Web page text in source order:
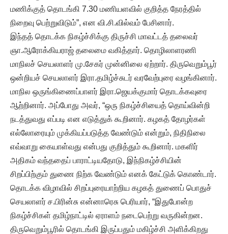
மணிக்குத் தொடங்கி 7.30 மணியளவில் குறித்த நேரத்தில்
நிறைவு பெற்றுவிடும்”, என வி.சி.வில்வம் பேசினார்.
இந்தத் தொடக்க நிகழ்ச்சிக்கு திருச்சி மாவட்டத் தலைவர்
ஞா.ஆரோக்கியராஜ் தலைமை வகித்தார். தொழிலாளரணி
மாநிலச் செயலாளர் மு.சேகர் முன்னிலை ஏற்றார். திருவெறும்பூர்
ஒன்றியச் செயலாளர் இரா.தமிழ்ச்சுடர் வரவேற்புரை வழங்கினார்.
மாநில ஒருங்கிணைப்பாளர் இரா.ஜெயக்குமார் தொடக்கவுரை
ஆற்றினார். அப்போது அவர், “ஒரு நிகழ்ச்சியைத் தொய்வின்றி
நடத்துவது எப்படி என எடுத்துக் கூறினார். கழகத் தோழர்கள்
எல்லோரையும் முக்கியப்படுத்த வேண்டும் என்றும், நிதிநிலை
எவ்வாறு கையாள்வது என்பது குறித்தும் கூறினார். மகளிர்
அதிகம் வந்ததைப் பாராட்டியதோடு, இந்நிகழ்ச்சியின்
சிறப்பிற்கும் துணை நிற்க வேண்டும் எனக் கேட்டுக் கொண்டார்.
தொடக்க விழாவில் சிறப்புரையாற்றிய கழகத் துணைப் பொதுச்
செயலாளர் ச.பிரின்சு என்னாரெசு பெரியார், “இதுபோன்ற
நிகழ்ச்சிகள் தமிழ்நாட்டில் ஏராளம் நடைபெற்று வருகின்றன.
திருவெறும்பூரில் தொடங்கி இருப்பதும் மகிழ்ச்சி அளிக்கிறது